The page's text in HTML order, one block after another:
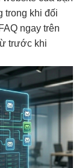
trong khi đối
ngay trên
trước khi